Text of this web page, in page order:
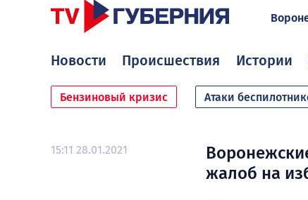
Новости Происшествия Истории
Бензиновый кризис Атаки
15:11 28.01.2021
жалоб на